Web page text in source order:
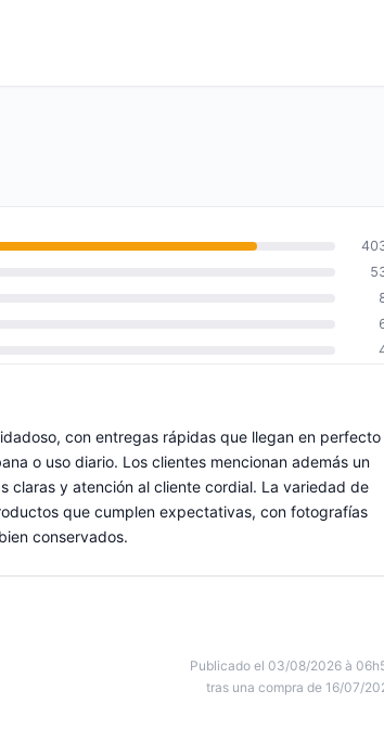
con entregas rápidas que llegan en perfecto
o uso diario. Los clientes mencionan además un
claras y atención al cliente cordial. La variedad de
que cumplen expectativas, con fotografías
conservados.
Publicado el 03/08/2026 à
tras una compra de 16/07/